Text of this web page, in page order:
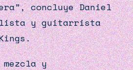
concluye Daniel
y guitarrista
.
y